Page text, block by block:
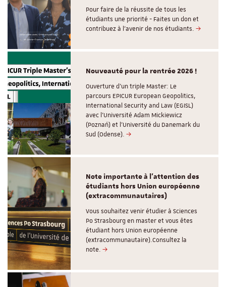
Pour faire de la réussite de tous les
étudiants une priorité - Faites un don et
contribuez à l’avenir de nos étudiants.
Nouveauté pour la rentrée 2026 !
Ouverture d'un triple Master: Le
parcours EPICUR European Geopolitics,
International Security and Law (EGISL)
avec l’Université Adam Mickiewicz
(Poznań) et l’Université du Danemark du
Sud (Odense).
Note importante à l'attention des
étudiants hors Union européenne
(extracommunautaires)
Vous souhaitez venir étudier à Sciences
Po Strasbourg en master et vous êtes
étudiant hors Union européenne
(extracommunautaire).Consultez la
note.